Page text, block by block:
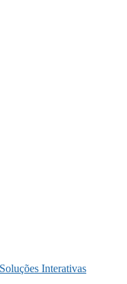
Interativas